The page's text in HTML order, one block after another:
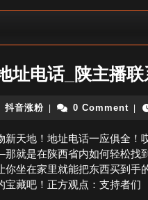
址电话_陕主播
抖音涨粉抖
涨
粉
0 Comment
新天地！地址电话一应俱全
就是在陕西省内如何轻松找
你坐在家里就能把东西买到
宝藏吧！正方观点：支持者们